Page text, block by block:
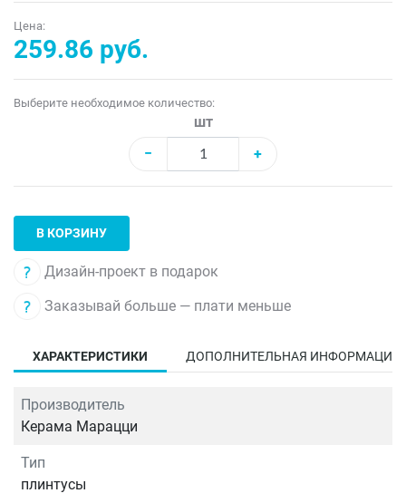
Цена:
259.86 руб.
Выберите необходимое количество:
шт
−
+
В КОРЗИНУ
Дизайн-проект в подарок
Заказывай больше — плати меньше
ХАРАКТЕРИСТИКИ ДОПОЛНИТЕЛЬНАЯ ИНФОРМАЦИЯ
Производитель
Керама Марацци
Тип
плинтусы